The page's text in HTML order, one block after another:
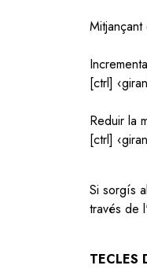
[ctrl]
Reduir la
[ctrl]
Si sorgí­s
través de
TECLES